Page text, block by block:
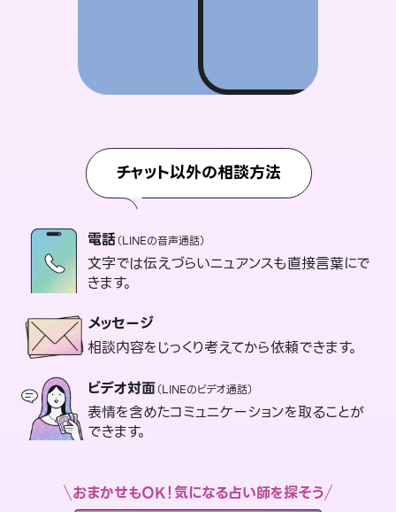
チャット以外の相談方法
電話（LINEの音声通話）
文字では伝えづらいニュアンスも直接言葉にで
きます。
メッセージ
相談内容をじっくり考えてから依頼できます。
ビデオ対面（LINEのビデオ通話）
表情を含めたコミュニケーションを取ることが
できます。
おまかせもOK！気になる占い師を探そう